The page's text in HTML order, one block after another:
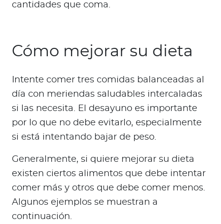
cantidades que coma.
Cómo mejorar su dieta
Intente comer tres comidas balanceadas al
día con meriendas saludables intercaladas
si las necesita. El desayuno es importante
por lo que no debe evitarlo, especialmente
si está intentando bajar de peso.
Generalmente, si quiere mejorar su dieta
existen ciertos alimentos que debe intentar
comer más y otros que debe comer menos.
Algunos ejemplos se muestran a
continuación.